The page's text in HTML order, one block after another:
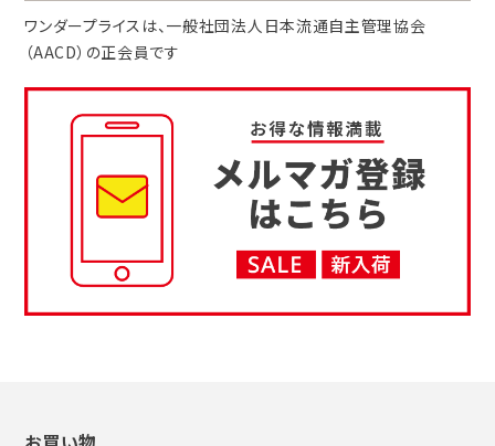
ワンダープライスは、 一般社団法人 日本流通自主管理協会
（AACD） の正会員です